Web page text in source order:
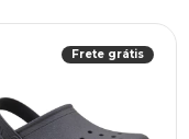
Frete grátis